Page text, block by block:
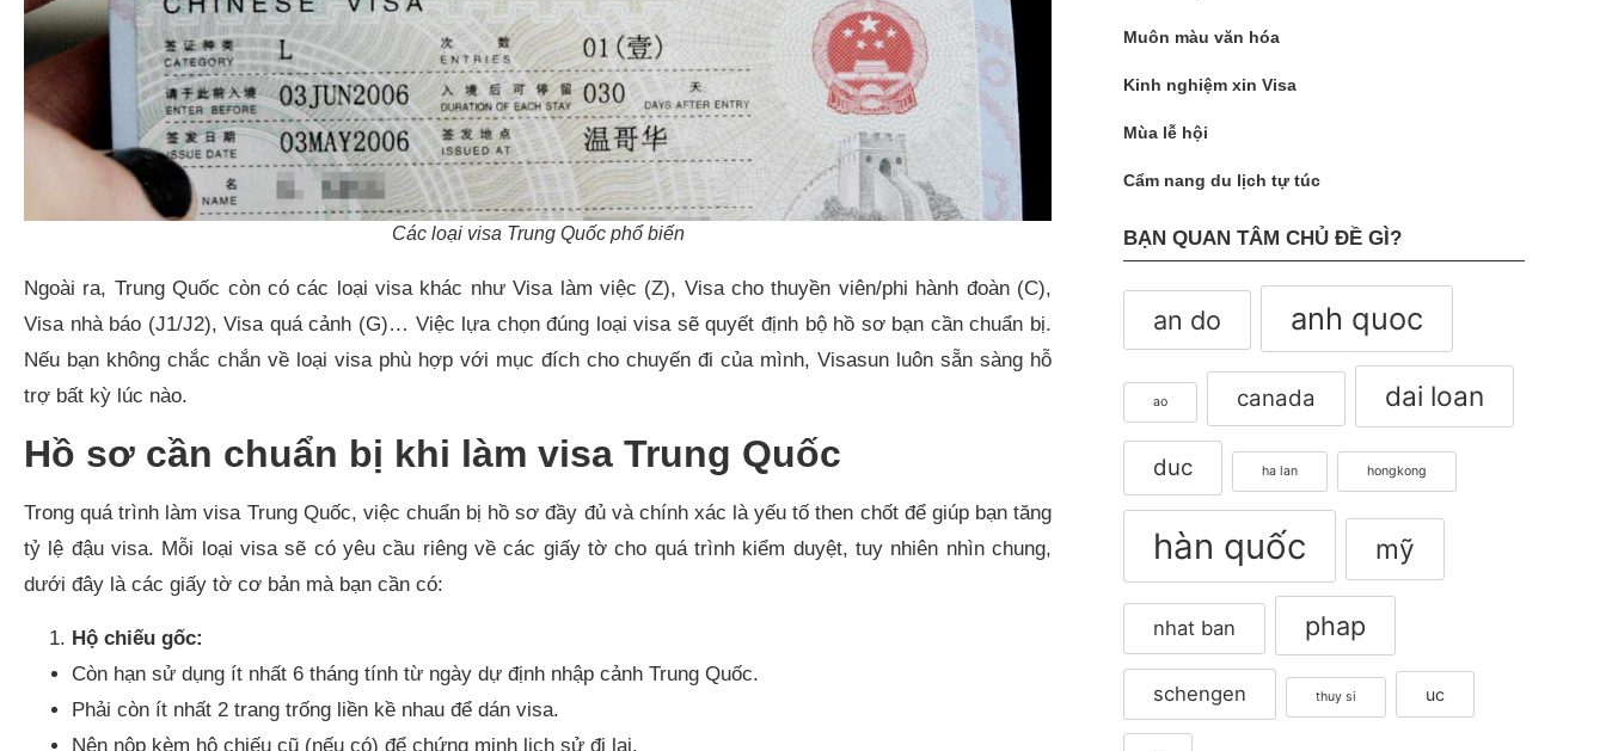
Các loại visa Trung Quốc phổ biến
Ngoài ra, Trung Quốc còn có các loại visa khác như Visa làm việc (Z), Visa cho thuyền viên/phi hành đoàn (C),
Visa nhà báo (J1/J2), Visa quá cảnh (G)… Việc lựa chọn đúng loại visa sẽ quyết định bộ hồ sơ bạn cần chuẩn bị.
Nếu bạn không chắc chắn về loại visa phù hợp với mục đích cho chuyến đi của mình, Visasun luôn sẵn sàng hỗ
trợ bất kỳ lúc nào.
Hồ sơ cần chuẩn bị khi làm visa Trung Quốc
Trong quá trình làm visa Trung Quốc, việc chuẩn bị hồ sơ đầy đủ và chính xác là yếu tố then chốt để giúp bạn tăng
tỷ lệ đậu visa. Mỗi loại visa sẽ có yêu cầu riêng về các giấy tờ cho quá trình kiểm duyệt, tuy nhiên nhìn chung,
dưới đây là các giấy tờ cơ bản mà bạn cần có:
Hộ chiếu gốc:
Còn hạn sử dụng ít nhất 6 tháng tính từ ngày dự định nhập cảnh Trung Quốc.
Phải còn ít nhất 2 trang trống liền kề nhau để dán visa.
Nên nộp kèm hộ chiếu cũ (nếu có) để chứng minh lịch sử đi lại.
Muôn màu văn hóa
Kinh nghiệm xin Visa
Mùa lễ hội
Cẩm nang du lịch tự túc
BẠN QUAN TÂM CHỦ ĐỀ GÌ?
an do anh quoc
ao canada dai loan
duc ha lan hongkong
hàn quốc mỹ
nhat ban phap
schengen thuy si uc